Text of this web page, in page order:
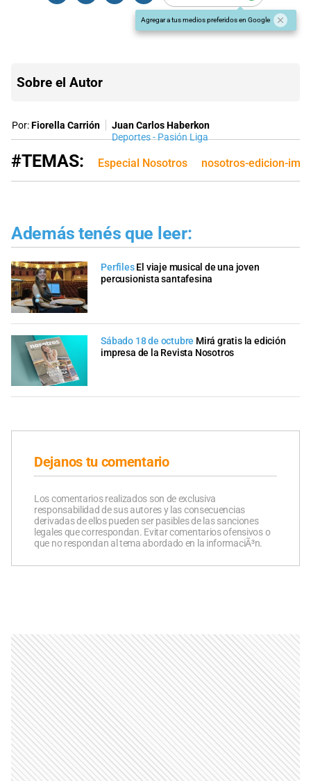
Agregar a tus medios preferidos en Google
Sobre el Autor
Por:Fiorella Carrión
Juan Carlos Haberkon
Deportes - Pasión Liga
#TEMAS: Especial Nosotros nosotros-edicion-
Además tenés que leer:
Perfiles El viaje musical de una joven
percusionista santafesina
Sábado 18 de octubre Mirá gratis la edición
impresa de la Revista Nosotros
Dejanos tu comentario
Los comentarios realizados son de exclusiva
responsabilidad de sus autores y las consecuencias
derivadas de ellos pueden ser pasibles de las sanciones
legales que correspondan. Evitar comentarios ofensivos o
que no respondan al tema abordado en la informaciÃ³n.